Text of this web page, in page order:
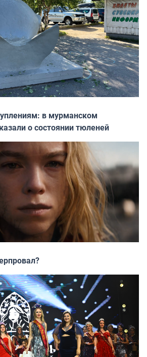
в мурманском
о состоянии тюленей